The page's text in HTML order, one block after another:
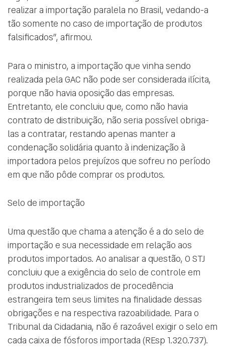
realizar a importação paralela no Brasil, vedando-a
tão somente no caso de importação de produtos
falsificados”, afirmou.
Para o ministro, a importação que vinha sendo
realizada pela GAC não pode ser considerada ilícita,
porque não havia oposição das empresas.
Entretanto, ele concluiu que, como não havia
contrato de distribuição, não seria possível obriga-
las a contratar, restando apenas manter a
condenação solidária quanto à indenização à
importadora pelos prejuízos que sofreu no período
em que não pôde comprar os produtos.
Selo de importação
Uma questão que chama a atenção é a do selo de
importação e sua necessidade em relação aos
produtos importados. Ao analisar a questão, O STJ
concluiu que a exigência do selo de controle em
produtos industrializados de procedência
estrangeira tem seus limites na finalidade dessas
obrigações e na respectiva razoabilidade. Para o
Tribunal da Cidadania, não é razoável exigir o selo em
cada caixa de fósforos importada (REsp 1.320.737).